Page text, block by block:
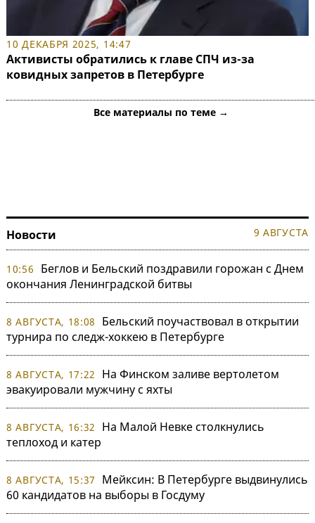
10 ДЕКАБРЯ 2025, 14:47
Активисты обратились к главе СПЧ из-за
ковидных запретов в Петербурге
Все материалы по теме →
Новости 9 АВГУСТА
10:56
Беглов и Бельский поздравили горожан с Днем
окончания Ленинградской битвы
8 АВГУСТА, 18:08
Бельский поучаствовал в открытии
турнира по следж-хоккею в Петербурге
8 АВГУСТА, 17:22
На Финском заливе вертолетом
эвакуировали мужчину с яхты
8 АВГУСТА, 16:32
На Малой Невке столкнулись
теплоход и катер
8 АВГУСТА, 15:37
Мейксин: В Петербурге выдвинулись
60 кандидатов на выборы в Госдуму